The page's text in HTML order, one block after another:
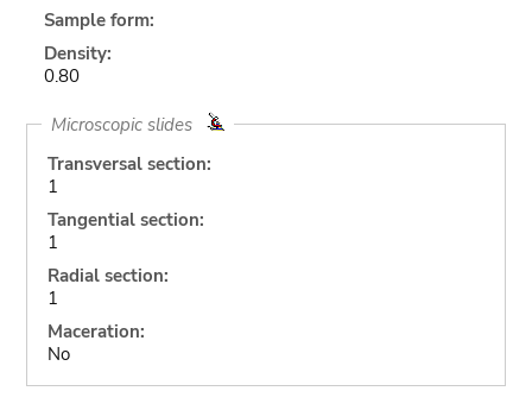
Sample form:
Density:
0.80
Microscopic slides
Transversal section:
1
Tangential section:
1
Radial section:
1
Maceration:
No